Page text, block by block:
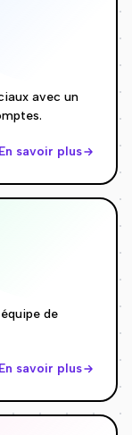
avec un
En savoir plus
de
En savoir plus